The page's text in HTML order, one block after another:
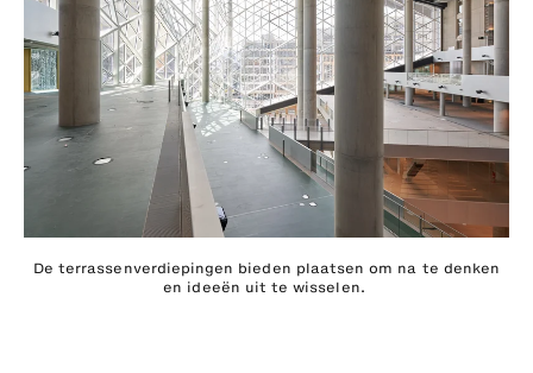
De terrassenverdiepingen bieden plaatsen om na te denken
en ideeën uit te wisselen.